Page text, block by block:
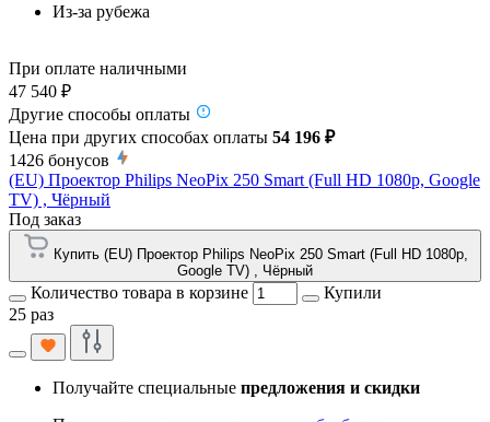
Из-за рубежа
При оплате наличными
47 540 ₽
Другие способы оплаты
Цена при других способах оплаты 54 196 ₽
1426 бонусов
(EU) Проектор Philips NeoPix 250 Smart (Full HD 1080p, Google
TV) , Чёрный
Под заказ
Купить (EU) Проектор Philips NeoPix 250 Smart (Full HD 1080p,
Google TV) , Чёрный
Количество товара в корзине
Купили
25 раз
Получайте специальные предложения и скидки